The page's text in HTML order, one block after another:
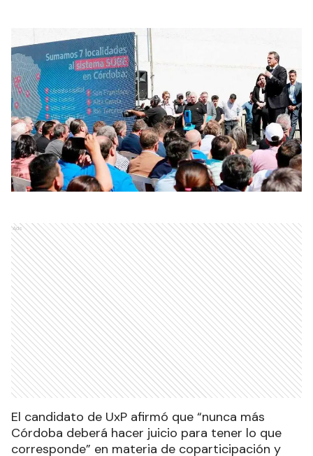
Ads
El candidato de UxP afirmó que “nunca más
Córdoba deberá hacer juicio para tener lo que
corresponde” en materia de coparticipación y